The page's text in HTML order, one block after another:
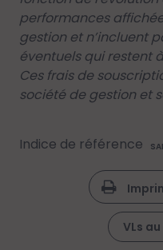
performances
gestion et n’incluent
éventuels qui restent
Ces frais de
société de gestion et
Indice de référence
VLs